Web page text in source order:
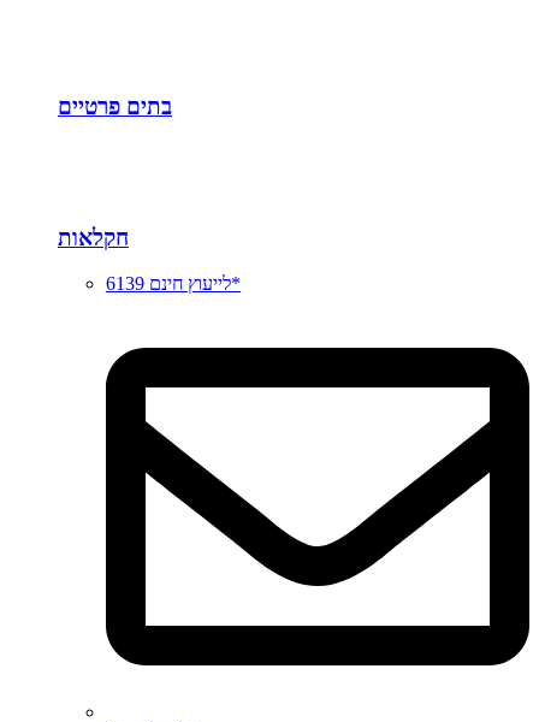
בתים פרטיים
חקלאות
לייעוץ חינם 6139*